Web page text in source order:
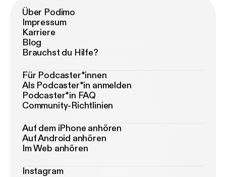
Über Podimo
Impressum
Karriere
Blog
Brauchst du Hilfe?
Für Podcaster*innen
Als Podcaster*in anmelden
Podcaster*in FAQ
Community-Richtlinien
Auf dem iPhone anhören
Auf Android anhören
Im Web anhören
Instagram